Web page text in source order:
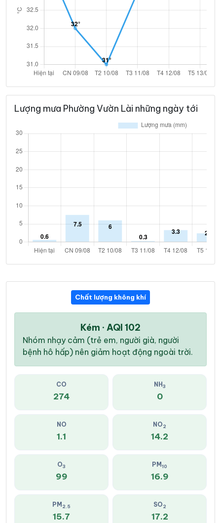
Lượng mưa Phường Vườn Lài những ngày tới
Chất lượng không khí
Kém · AQI 102
Nhóm nhạy cảm (trẻ em, người già, người
bệnh hô hấp) nên giảm hoạt động ngoài trời.
CO
274
NH 3
0
NO
1.1
NO2
14.2
O3
99
PM 10
16.9
PM 2.5
15.7
SO2
17.2